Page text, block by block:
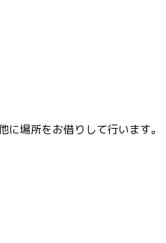
場所をお借りして行います。